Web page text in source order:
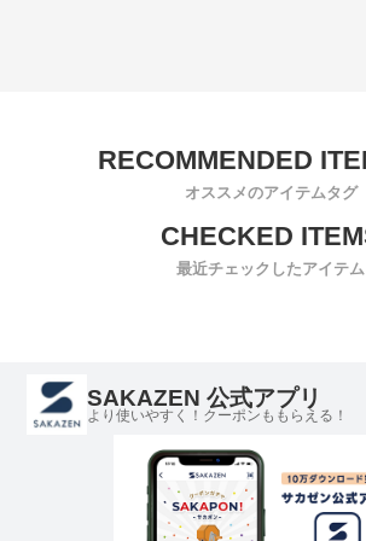
オススメのアイテムタグ
最近チェックしたアイテム
SAKAZEN 公式アプリ
より使いやすく！クーポンももらえる！